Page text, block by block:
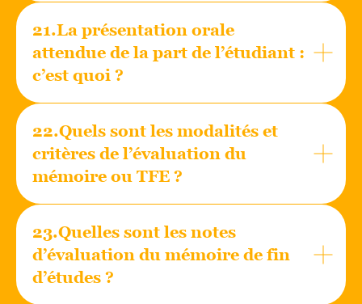
21.La présentation orale
attendue de la part de l’étudiant :
c’est quoi ?
22.Quels sont les modalités et
critères de l’évaluation du
mémoire ou TFE ?
23.Quelles sont les notes
d’évaluation du mémoire de fin
d’études ?